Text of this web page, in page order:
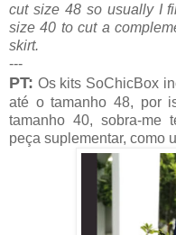
cut size 48 so usually I
size 40 to cut a
skirt.
---
PT: Os kits SoChicBox
até o tamanho 48, por
tamanho 40, sobra-me
peça suplementar, como